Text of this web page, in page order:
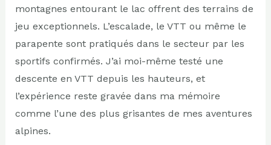
montagnes entourant le lac offrent des terrains de
jeu exceptionnels. L’escalade, le VTT ou même le
parapente sont pratiqués dans le secteur par les
sportifs confirmés. J’ai moi-même testé une
descente en VTT depuis les hauteurs, et
l’expérience reste gravée dans ma mémoire
comme l’une des plus grisantes de mes aventures
alpines.